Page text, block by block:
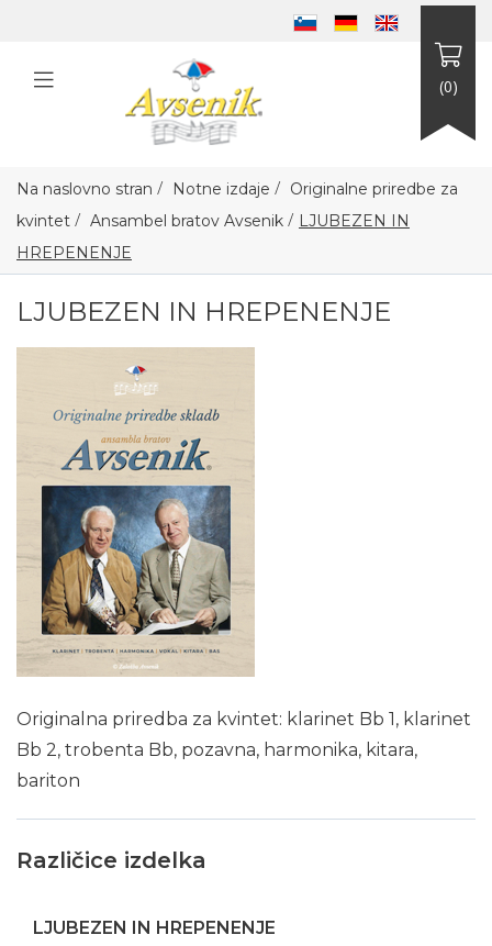
(0)
Na naslovno stran / Notne izdaje / Originalne priredbe za
kvintet / Ansambel bratov Avsenik / LJUBEZEN IN
HREPENENJE
LJUBEZEN IN HREPENENJE
Originalna priredba za kvintet: klarinet Bb 1, klarinet
Bb 2, trobenta Bb, pozavna, harmonika, kitara,
bariton
Različice izdelka
LJUBEZEN IN HREPENENJE